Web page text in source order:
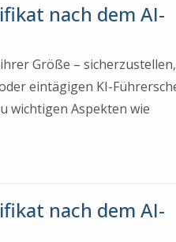
nach dem AI-
Größe – sicherzustellen,
eintägigen KI-
wichtigen Aspekten wie
nach dem AI-